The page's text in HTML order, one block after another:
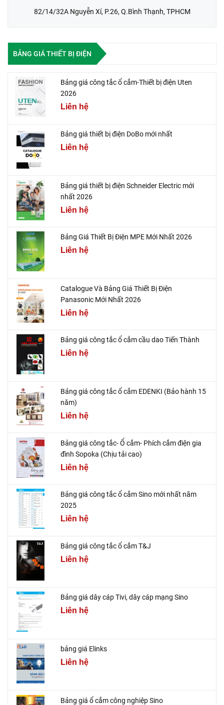
82/14/32A Nguyễn Xí, P.26, Q.Bình Thạnh, TPHCM
BẢNG GIÁ THIẾT BỊ ĐIỆN
Bảng giá công tắc ổ cắm-Thiết bị điện Uten
2026
Liên hệ
Bảng giá thiết bị điện DoBo mới nhất
Liên hệ
Bảng giá thiết bị điện Schneider Electric mới
nhất 2026
Liên hệ
Bảng Giá Thiết Bị Điện MPE Mới Nhất 2026
Liên hệ
Catalogue Và Bảng Giá Thiết Bị Điện
Panasonic Mới Nhất 2026
Liên hệ
Bảng giá công tắc ổ cắm cầu dao Tiến Thành
Liên hệ
Bảng giá công tắc ổ cắm EDENKI (Bảo hành 15
năm)
Liên hệ
Bảng giá công tắc- Ổ cắm- Phích cắm điện gia
đình Sopoka (Chịu tải cao)
Liên hệ
Bảng giá công tắc ổ cắm Sino mới nhất năm
2025
Liên hệ
Bảng giá công tắc ổ cắm T&J
Liên hệ
Bảng giá dây cáp Tivi, dây cáp mạng Sino
Liên hệ
bảng giá Elinks
Liên hệ
Bảng giá ổ cắm công nghiệp Sino